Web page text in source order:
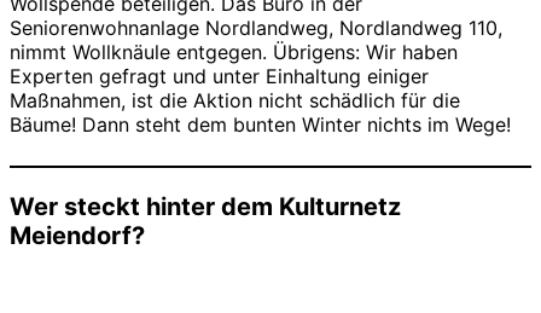
Seniorenwohnanlage Nordlandweg, Nordlandweg 110,
nimmt Wollknäule entgegen. Übrigens: Wir haben
Experten gefragt und unter Einhaltung einiger
Maßnahmen, ist die Aktion nicht schädlich für die
Bäume! Dann steht dem bunten Winter nichts im Wege!
Wer steckt hinter dem Kulturnetz
Meiendorf?